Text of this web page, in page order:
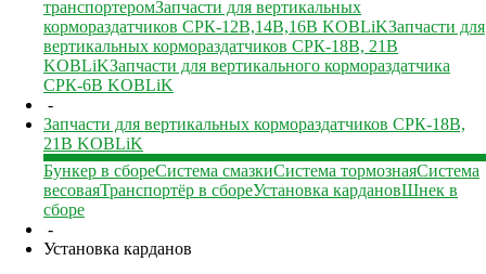
транспортеромЗапчасти для вертикальных
кормораздатчиков СРК-12В,14В,16В KOBLiKЗапчасти для
вертикальных кормораздатчиков СРК-18В, 21В
KOBLiKЗапчасти для вертикального кормораздатчика
СРК-6В KOBLiK
-
Запчасти для вертикальных кормораздатчиков СРК-18В,
21В KOBLiK
Бункер в сбореСистема смазкиСистема тормознаяСистема
весоваяТранспортёр в сбореУстановка кардановШнек в
сборе
-
Установка карданов